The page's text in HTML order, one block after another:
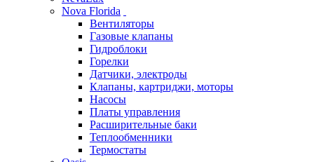
Nova Florida
Вентиляторы
Газовые клапаны
Гидроблоки
Горелки
Датчики, электроды
Клапаны, картриджи, моторы
Насосы
Платы управления
Расширительные баки
Теплообменники
Термостаты